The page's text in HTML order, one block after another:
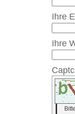
Ihre
Ihre